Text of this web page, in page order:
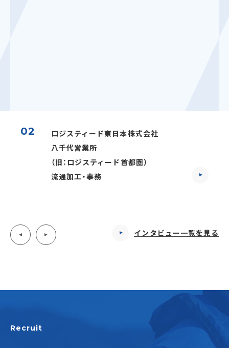
02
ロジスティード東日本株式会社
八千代営業所
（旧：ロジスティード首都圏）
流通加工・事務
インタビュー一覧を見る
Recruit